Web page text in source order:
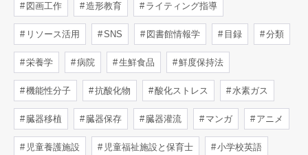
図画工作 造形教育 ライティング指導
リソース活用 SNS 図書館情報学 目録 分類
栄養学 病院 生鮮食品 鮮度保持法
機能性分子 抗酸化物 酸化ストレス 水素ガス
臓器移植 臓器保存 臓器灌流 マンガ アニメ
児童養護施設 児童福祉施設と保育士 小学校英語